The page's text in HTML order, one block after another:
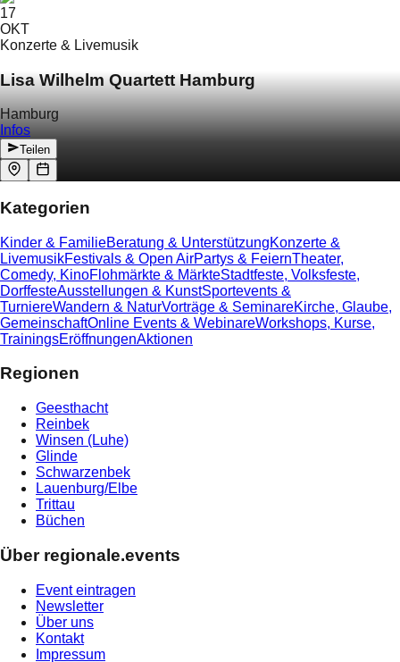
17
OKT
Konzerte & Livemusik
Lisa Wilhelm Quartett Hamburg
Hamburg
Infos
Teilen
Kategorien
Kinder & FamilieBeratung & UnterstützungKonzerte &
LivemusikFestivals & Open AirPartys & FeiernTheater,
Comedy, KinoFlohmärkte & MärkteStadtfeste, Volksfeste,
DorffesteAusstellungen & KunstSportevents &
TurniereWandern & NaturVorträge & SeminareKirche, Glaube,
GemeinschaftOnline Events & WebinareWorkshops, Kurse,
TrainingsEröffnungenAktionen
Regionen
Geesthacht
Reinbek
Winsen (Luhe)
Glinde
Schwarzenbek
Lauenburg/Elbe
Trittau
Büchen
Über regionale.events
Event eintragen
Newsletter
Über uns
Kontakt
Impressum